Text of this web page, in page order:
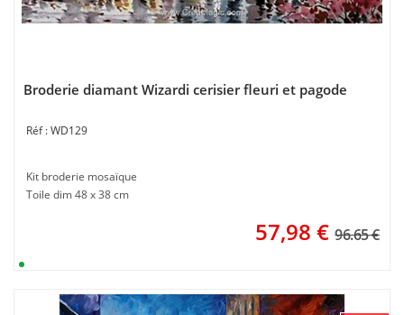
Broderie diamant Wizardi cerisier fleuri et pagode
WD129
Kit broderie mosaïque
Toile dim 48 x 38 cm
57,98 € 96.65 €